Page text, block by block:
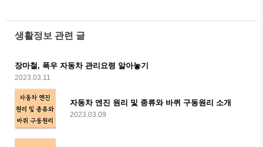
생활정보 관련 글
장마철, 폭우 자동차 관리요령 알아놓기
2023.03.11
자동차 엔진 원리 및 종류와 바퀴 구동원리 소개
2023.03.09